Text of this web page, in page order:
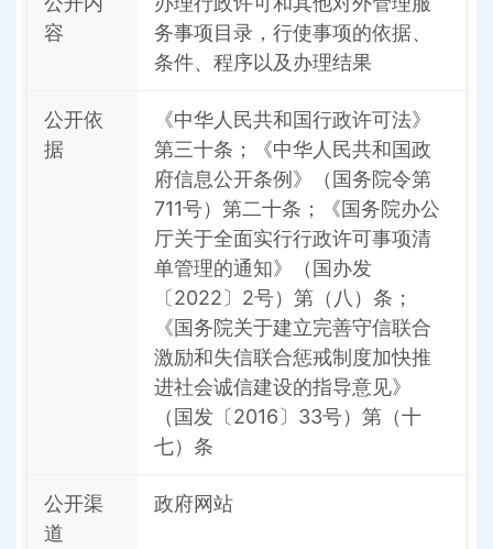
容
务事项目录，行使事项的依据、
条件、程序以及办理结果
公开依
据
《中华人民共和国行政许可法》
第三十条；《中华人民共和国政
府信息公开条例》（国务院令第
711号）第二十条；《国务院办公
厅关于全面实行行政许可事项清
单管理的通知》（国办发
〔2022〕2号）第（八）条；
《国务院关于建立完善守信联合
激励和失信联合惩戒制度加快推
进社会诚信建设的指导意见》
（国发〔2016〕33号）第（十
七）条
公开渠
道
政府网站